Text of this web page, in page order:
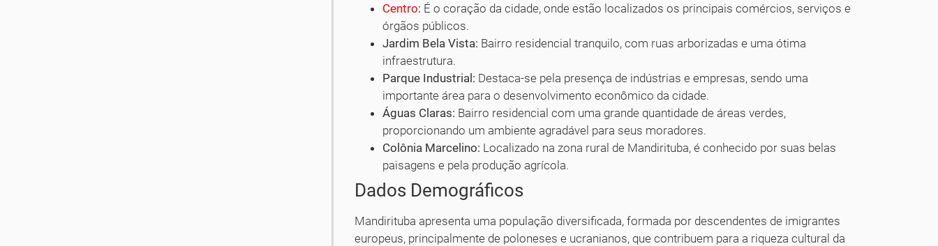
Centro: É o coração da cidade, onde estão localizados os principais comércios, serviços e
órgãos públicos.
Jardim Bela Vista: Bairro residencial tranquilo, com ruas arborizadas e uma ótima
infraestrutura.
Parque Industrial: Destaca-se pela presença de indústrias e empresas, sendo uma
importante área para o desenvolvimento econômico da cidade.
Águas Claras: Bairro residencial com uma grande quantidade de áreas verdes,
proporcionando um ambiente agradável para seus moradores.
Colônia Marcelino: Localizado na zona rural de Mandirituba, é conhecido por suas belas
paisagens e pela produção agrícola.
Dados Demográficos
Mandirituba apresenta uma população diversificada, formada por descendentes de imigrantes
europeus, principalmente de poloneses e ucranianos, que contribuem para a riqueza cultural da